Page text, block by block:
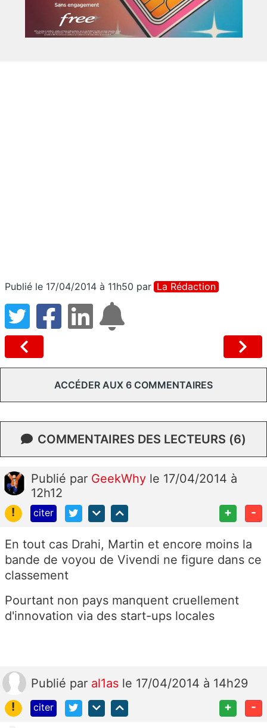
Publié le 17/04/2014 à 11h50 par La Rédaction
ACCÉDER AUX 6 COMMENTAIRES
COMMENTAIRES DES LECTEURS (6)
Publié par GeekWhy le 17/04/2014 à
12h12
!
citer + -
En tout cas Drahi, Martin et encore moins la
bande de voyou de Vivendi ne figure dans ce
classement
Pourtant non pays manquent cruellement
d'innovation via des start-ups locales
Publié par al1as le 17/04/2014 à 14h29
!
citer + -